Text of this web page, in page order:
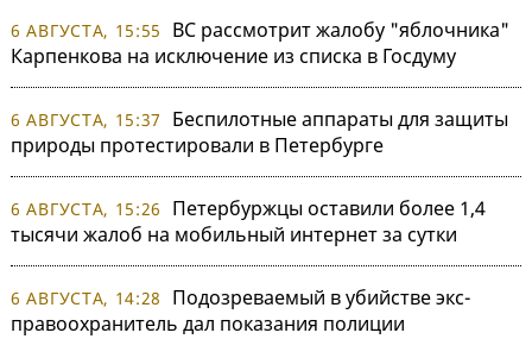
6 АВГУСТА, 15:55
ВС рассмотрит жалобу "яблочника"
Карпенкова на исключение из списка в Госдуму
6 АВГУСТА, 15:37
Беспилотные аппараты для защиты
природы протестировали в Петербурге
6 АВГУСТА, 15:26
Петербуржцы оставили более 1,4
тысячи жалоб на мобильный интернет за сутки
6 АВГУСТА, 14:28
Подозреваемый в убийстве экс-
правоохранитель дал показания полиции